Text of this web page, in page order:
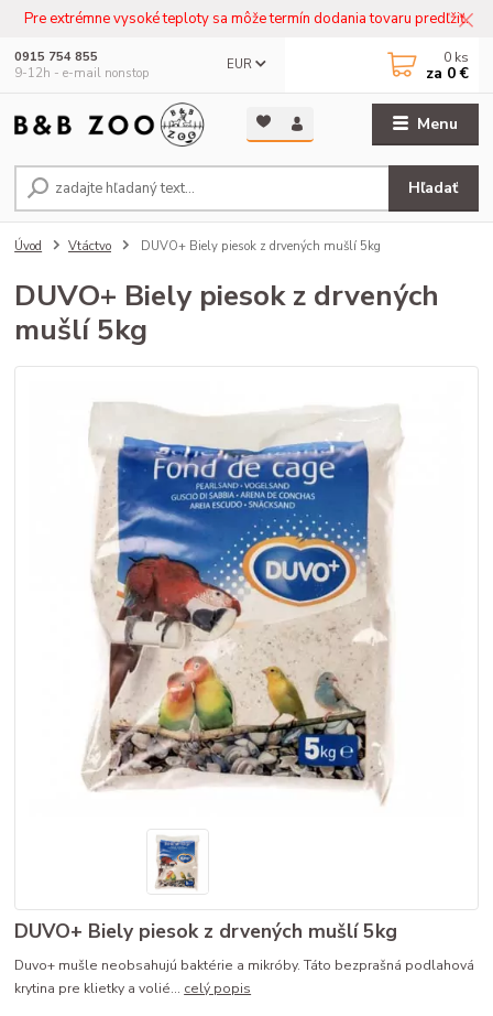
Pre extrémne vysoké teploty sa môže termín dodania tovaru predľžiť.
Menu
EUR
Hľadať
0915 754 855
9-12h - e-mail nonstop
0 ks
za 0 €
Úvod Vtáctvo DUVO+ Biely piesok z drvených mušlí 5kg
DUVO+ Biely piesok z drvených
mušlí 5kg
DUVO+ Biely piesok z drvených mušlí 5kg
Duvo+ mušle neobsahujú baktérie a mikróby. Táto bezprašná podlahová
krytina pre klietky a volié... celý popis